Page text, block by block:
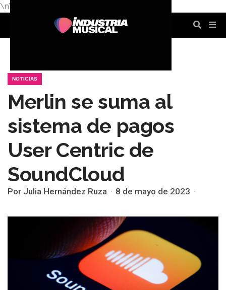
\n\n
NOTICIAS
Merlin se suma al
sistema de pagos
User Centric de
SoundCloud
Por Julia Hernández Ruza 8 de mayo de 2023